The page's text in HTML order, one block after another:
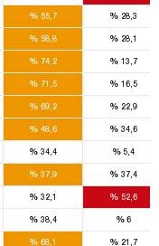
% 55,7 % 28,3
% 58,8 % 28,1
% 74,2 % 13,7
% 71,5 % 16,5
% 69,2 % 22,9
% 48,6 % 34,6
% 34,4 %5,4
% 37,9 % 37,4
% 32,1 % 52,6
% 38,4 %6
% 68,1 % 21,7